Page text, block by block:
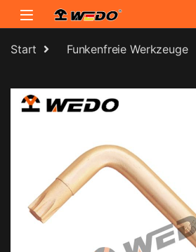
Skip to navigation
Skip to content
Start Funkenfreie Werkzeuge